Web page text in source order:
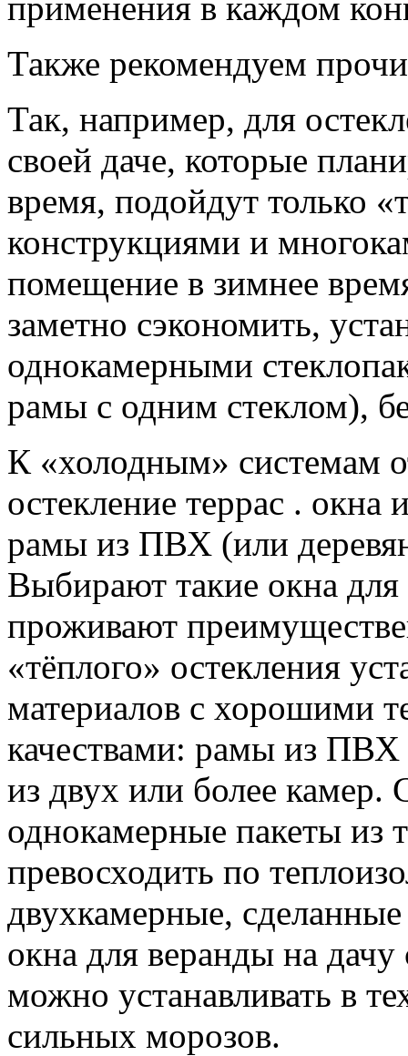
Также рекомендуем
Так, например, для
своей даче, которые
время, подойдут только
конструкциями и
помещение в зимнее
заметно сэкономить,
однокамерными
рамы с одним стеклом),
К «холодным» системам
остекление террас .
рамы из ПВХ (или
Выбирают такие окна для
проживают
«тёплого» остекления
материалов с хорошими
качествами: рамы из ПВХ
из двух или более камер.
однокамерные пакеты из
превосходить по
двухкамерные,
окна для веранды на
можно устанавливать в
сильных морозов.